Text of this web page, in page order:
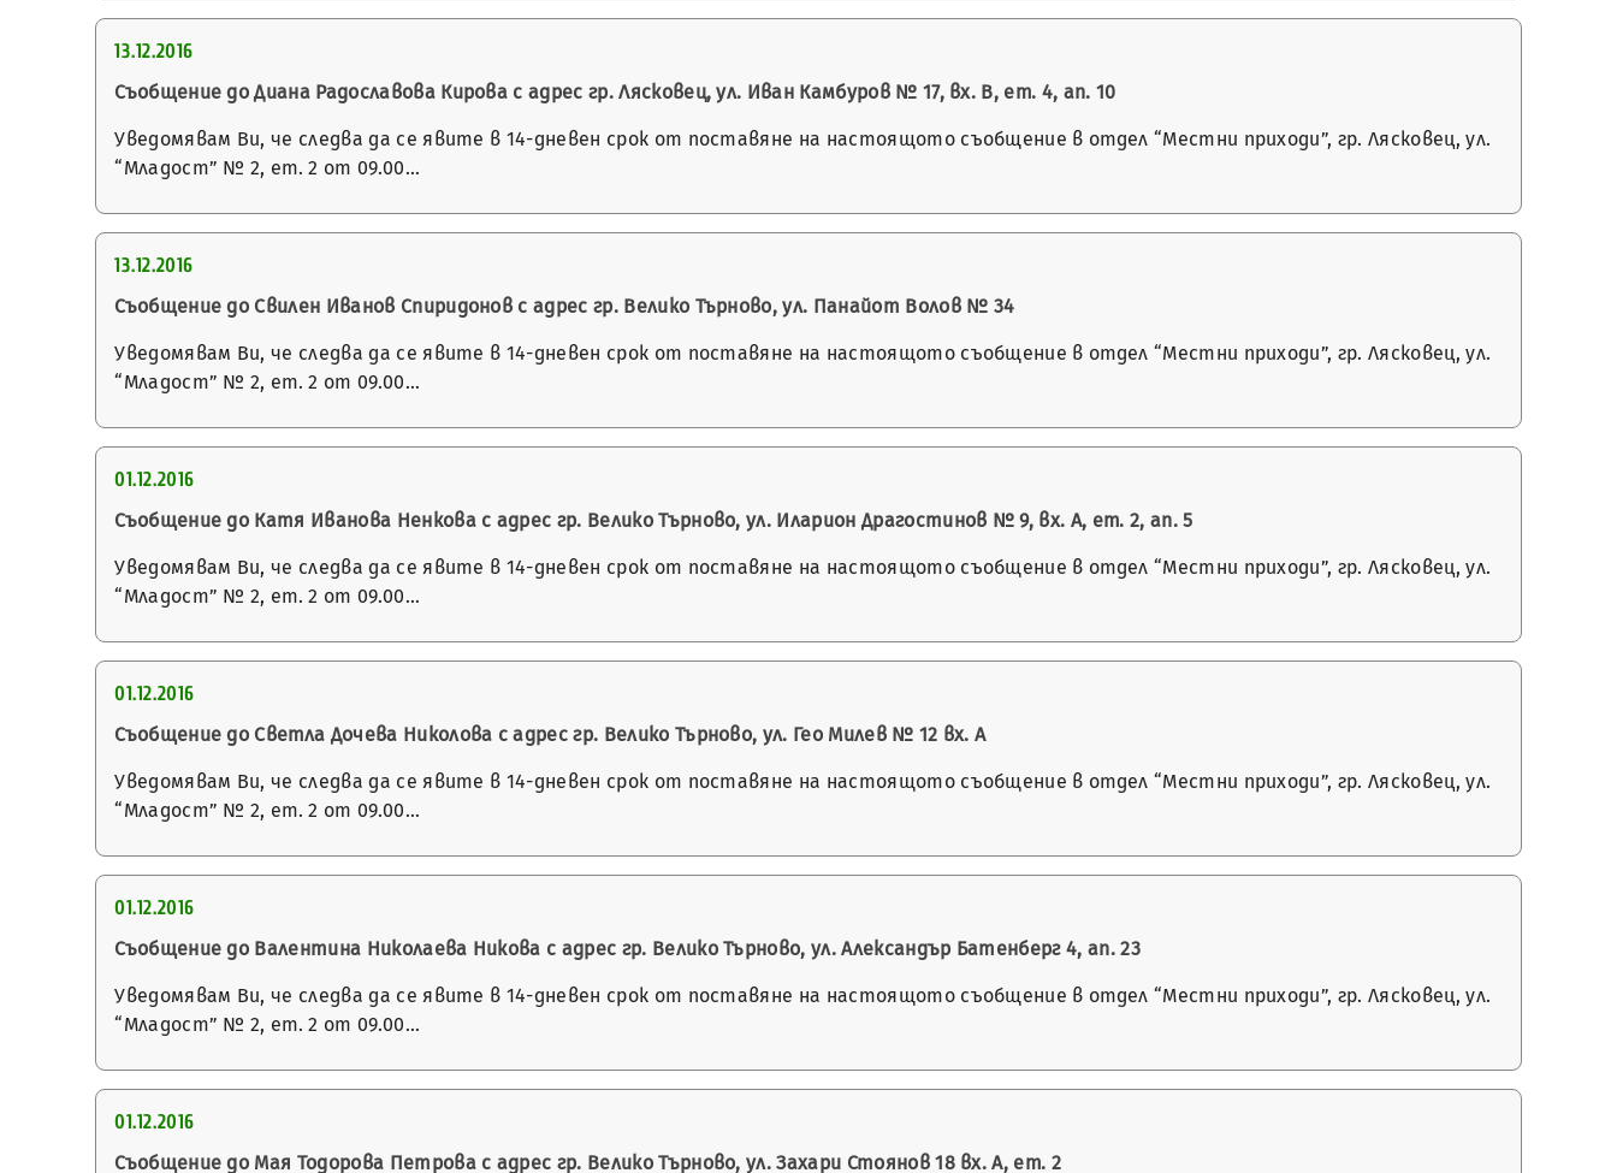
13.12.2016
Съобщение до Диана Радославова Кирова с адрес гр. Лясковец, ул. Иван Камбуров № 17, вх. В, ет. 4, ап. 10
Уведомявам Ви, че следва да се явите в 14-дневен срок от поставяне на настоящото съобщение в отдел “Местни приходи”, гр. Лясковец, ул.
“Младост” № 2, ет. 2 от 09.00…
13.12.2016
Съобщение до Свилен Иванов Спиридонов с адрес гр. Велико Търново, ул. Панайот Волов № 34
Уведомявам Ви, че следва да се явите в 14-дневен срок от поставяне на настоящото съобщение в отдел “Местни приходи”, гр. Лясковец, ул.
“Младост” № 2, ет. 2 от 09.00…
01.12.2016
Съобщение до Катя Иванова Ненкова с адрес гр. Велико Търново, ул. Иларион Драгостинов № 9, вх. А, ет. 2, ап. 5
Уведомявам Ви, че следва да се явите в 14-дневен срок от поставяне на настоящото съобщение в отдел “Местни приходи”, гр. Лясковец, ул.
“Младост” № 2, ет. 2 от 09.00…
01.12.2016
Съобщение до Светла Дочева Николова с адрес гр. Велико Търново, ул. Гео Милев № 12 вх. А
Уведомявам Ви, че следва да се явите в 14-дневен срок от поставяне на настоящото съобщение в отдел “Местни приходи”, гр. Лясковец, ул.
“Младост” № 2, ет. 2 от 09.00…
01.12.2016
Съобщение до Валентина Николаева Никова с адрес гр. Велико Търново, ул. Александър Батенберг 4, ап. 23
Уведомявам Ви, че следва да се явите в 14-дневен срок от поставяне на настоящото съобщение в отдел “Местни приходи”, гр. Лясковец, ул.
“Младост” № 2, ет. 2 от 09.00…
01.12.2016
Съобщение до Мая Тодорова Петрова с адрес гр. Велико Търново, ул. Захари Стоянов 18 вх. А, ет. 2